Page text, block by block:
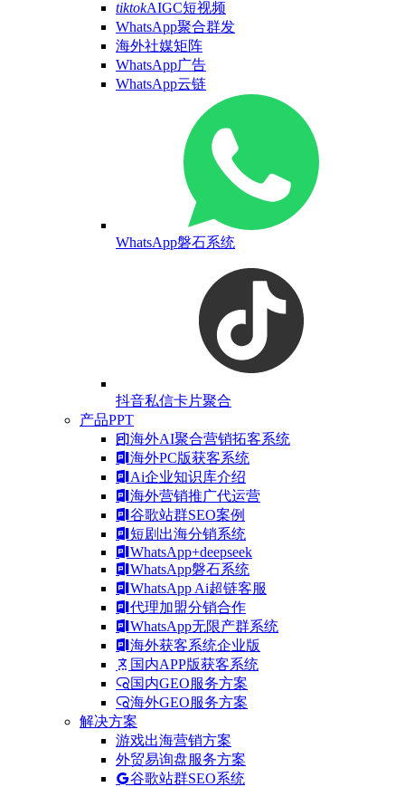
tiktokAIGC短视频
WhatsApp聚合群发
海外社媒矩阵
WhatsApp广告
WhatsApp云链
WhatsApp磐石系统
抖音私信卡片聚合
产品PPT
海外AI聚合营销拓客系统
海外PC版获客系统
Ai企业知识库介绍
海外营销推广代运营
谷歌站群SEO案例
短剧出海分销系统
WhatsApp+deepseek
WhatsApp磐石系统
WhatsApp Ai超链客服
代理加盟分销合作
WhatsApp无限产群系统
海外获客系统企业版
国内APP版获客系统
国内GEO服务方案
海外GEO服务方案
解决方案
游戏出海营销方案
外贸易询盘服务方案
谷歌站群SEO系统